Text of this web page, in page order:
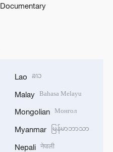
Documentary
Lao ລາວ
Malay Bahasa Melayu
Mongolian Монгол
Myanmar မြန်မာဘာသာ
Nepali नेपाली